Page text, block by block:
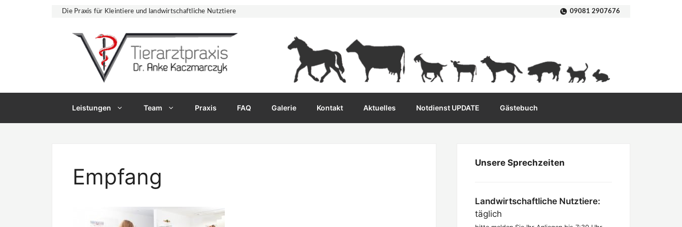
Die Praxis für Kleintiere und landwirtschaftliche Nutztiere 09081 2907676
Leistungen Team Praxis FAQ Galerie Kontakt Aktuelles Notdienst UPDATE Gästebuch
Empfang
Unsere Sprechzeiten
Landwirtschaftliche Nutztiere:
täglich